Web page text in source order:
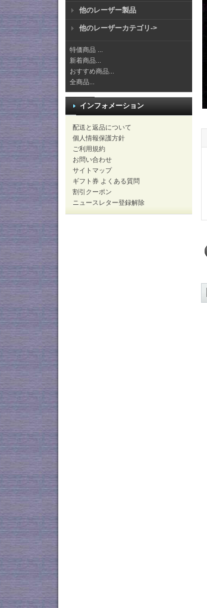
他のレーザー製品
他のレーザーカテゴリ->
特価商品 ...
新着商品...
おすすめ商品...
全商品...
インフォメーション
配送と返品について
個人情報保護方針
ご利用規約
お問い合わせ
サイトマップ
ギフト券 よくある質問
割引クーポン
ニュースレター登録解除